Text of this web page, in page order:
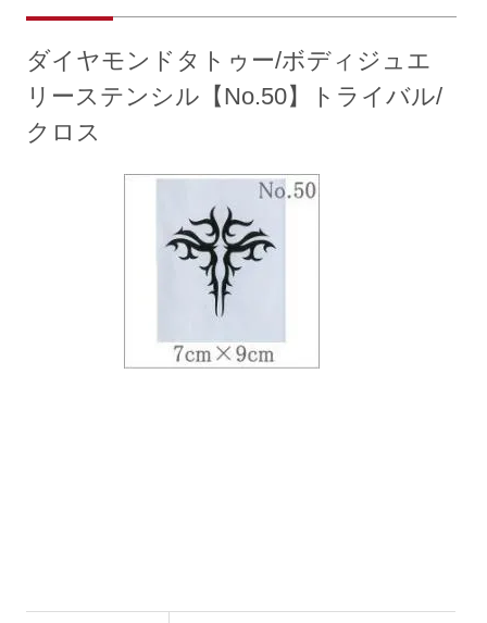
ダイヤモンドタトゥー/ボディジュエ
リーステンシル【No.50】トライバル/
クロス